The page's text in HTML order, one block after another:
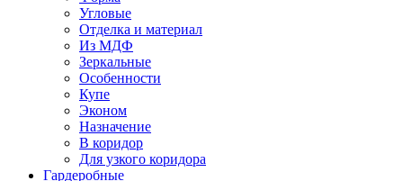
Угловые
Отделка и материал
Из МДФ
Зеркальные
Особенности
Купе
Эконом
Назначение
В коридор
Для узкого коридора
Гардеробные